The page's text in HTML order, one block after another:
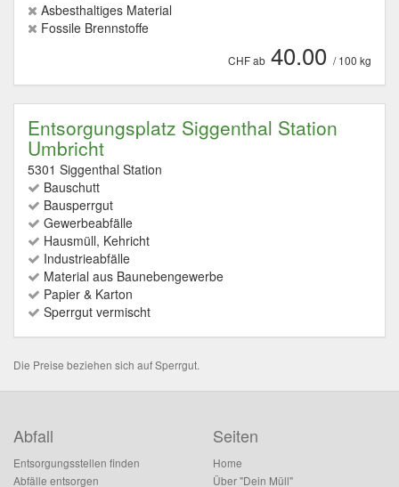
Asbesthaltiges Material
Fossile Brennstoffe
CHF ab 40.00 / 100 kg
Entsorgungsplatz Siggenthal Station
Umbricht
5301 Siggenthal Station
Bauschutt
Bausperrgut
Gewerbeabfälle
Hausmüll, Kehricht
Industrieabfälle
Material aus Baunebengewerbe
Papier & Karton
Sperrgut vermischt
Die Preise beziehen sich auf Sperrgut.
Abfall
Entsorgungsstellen finden
Abfälle entsorgen
Seiten
Home
Über "Dein Müll"